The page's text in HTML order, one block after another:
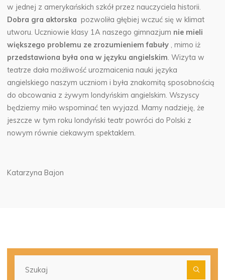
w jednej z amerykańskich szkół przez nauczyciela historii.
Dobra gra aktorska pozwoliła głębiej wczuć się w klimat
utworu. Uczniowie klasy 1A naszego gimnazjum nie mieli
większego problemu ze zrozumieniem fabuły , mimo iż
przedstawiona była ona w języku angielskim. Wizyta w
teatrze dała możliwość urozmaicenia nauki języka
angielskiego naszym uczniom i była znakomitą sposobnością
do obcowania z żywym londyńskim angielskim. Wszyscy
będziemy miło wspominać ten wyjazd. Mamy nadzieję, że
jeszcze w tym roku londyński teatr powróci do Polski z
nowym równie ciekawym spektaklem.
Katarzyna Bajon